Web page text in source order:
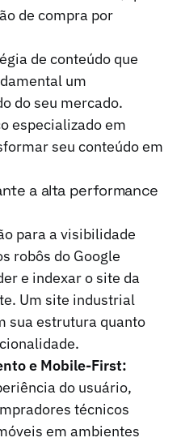
de compra por
de conteúdo que
um
do seu mercado.
especializado em
seu conteúdo em
a alta performance
para a visibilidade
robôs do Google
e indexar o site da
Um site industrial
sua estrutura quanto
e Mobile-First:
do usuário,
técnicos
em ambientes